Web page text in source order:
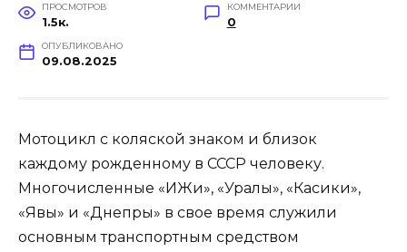
ПРОСМОТРОВ
1.5к.
КОММЕНТАРИИ
0
ОПУБЛИКОВАНО
09.08.2025
Мотоцикл с коляской знаком и близок
каждому рожденному в СССР человеку.
Многочисленные «ИЖи», «Уралы», «Касики»,
«Явы» и «Днепры» в свое время служили
основным транспортным средством